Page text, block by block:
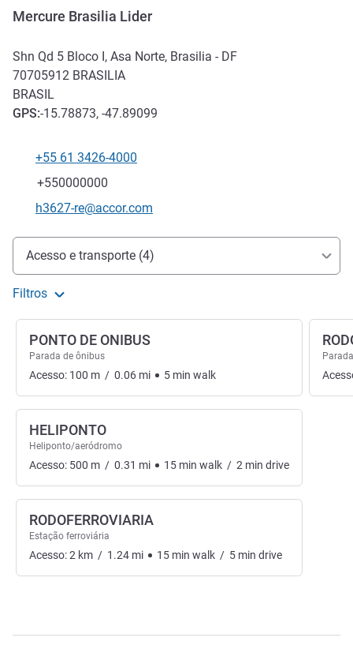
Mercure Brasilia Lider
Shn Qd 5 Bloco I, Asa Norte, Brasilia - DF
70705912 BRASILIA
BRASIL
GPS:-15.78873, -47.89099
Telefone
+55 61 3426-4000
Fax
+550000000
E-mail de contato
h3627-re@accor.com
Acesso e transporte
Acesso e transporte (4)
Filtros
PONTO DE ONIBUS
Parada de ônibus
Acesso: 100 m / 0.06 mi 5 min walk
HELIPONTO
Heliponto/aeródromo
Acesso: 500 m / 0.31 mi 15 min walk / 2 min drive
RODOFERROVIARIA
Estação ferroviária
Acesso:2 km / 1.24 mi 15 min walk / 5 min drive